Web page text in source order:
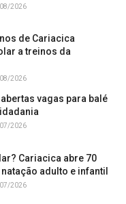
2026
de Cariacica
a treinos da
2026
vagas para balé
2026
Cariacica abre 70
adulto e infantil
2026